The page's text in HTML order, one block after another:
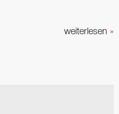
weiterlesen »